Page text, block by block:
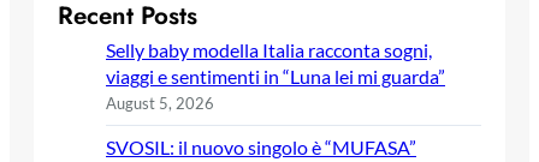
Recent Posts
Selly baby modella Italia racconta sogni,
viaggi e sentimenti in “Luna lei mi guarda”
August 5, 2026
SVOSIL: il nuovo singolo è “MUFASA”